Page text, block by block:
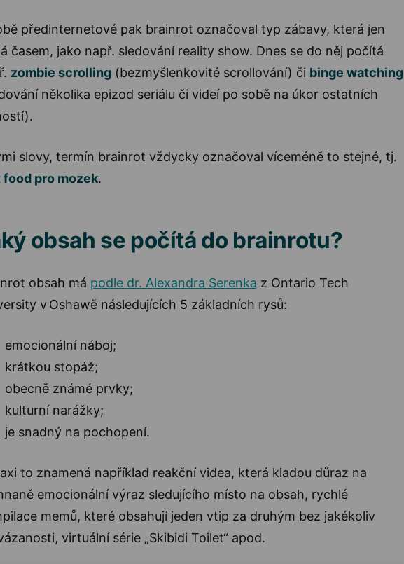
předinternetové pak brainrot označoval typ zábavy, která jen
časem, jako např. sledování reality show. Dnes se do něj počítá
zombie scrolling(bezmyšlenkovité scrollování) či binge watching
několika epizod seriálu či videí po sobě na úkor ostatních
slovy, termín brainrot vždycky označoval víceméně to stejné, tj.
pro mozek.
obsah se počítá do brainrotu?
obsah má podle dr. Alexandra Serenka z Ontario Tech
v Oshawě následujících 5 základních rysů:
emocionální náboj;
krátkou stopáž;
obecně známé prvky;
kulturní narážky;
je snadný na pochopení.
to znamená například reakční videa, která kladou důraz na
emocionální výraz sledujícího místo na obsah, rychlé
memů, které obsahují jeden vtip za druhým bez jakékoliv
virtuální série „Skibidi Toilet“ apod.